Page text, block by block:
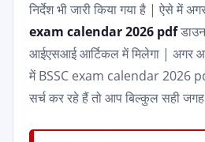
निर्देश भी जारी किया गया है | ऐसे में
exam calendar 2026 pdf
आईएसआई आर्टिकल में मिलेगा | अगर
में BSSC exam calendar 2026
सर्च कर रहे हैं तो आप बिल्कुल सही